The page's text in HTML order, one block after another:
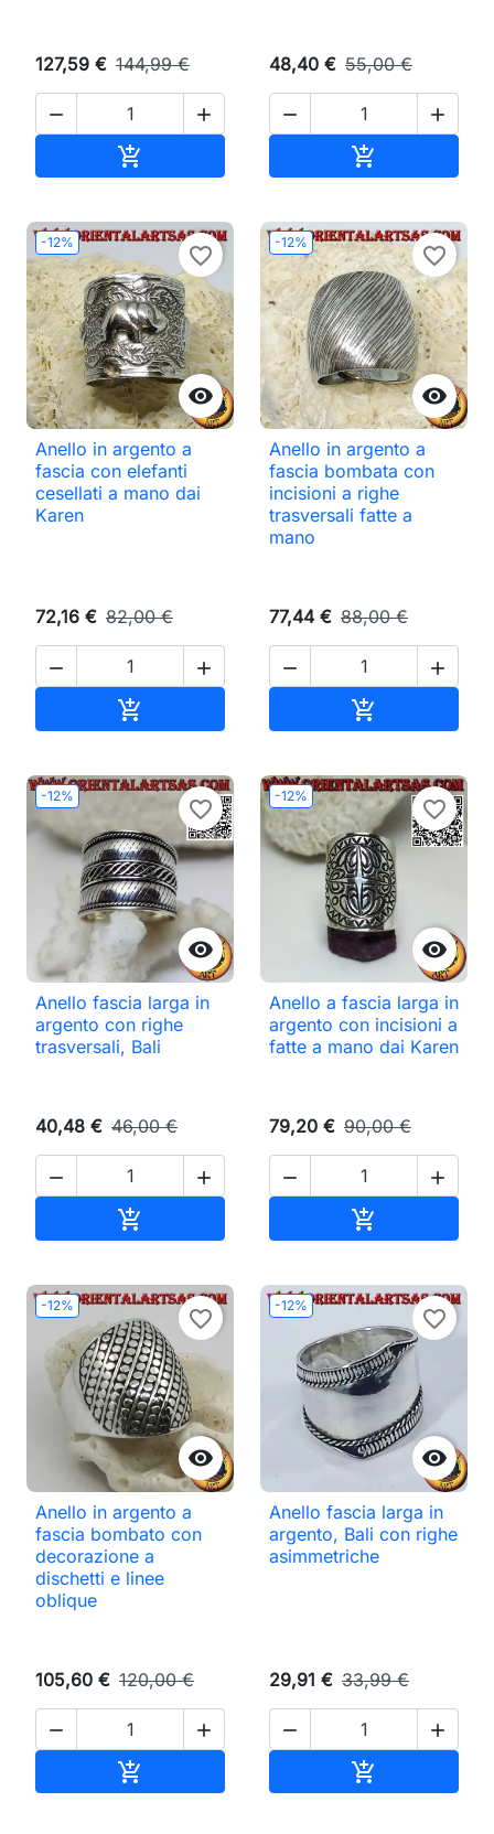
127,59 € 144,99 €
 

48,40 € 55,00 €
 

-12%

favorite_border
Anello in argento a
fascia con elefanti
cesellati a mano dai
Karen
72,16 € 82,00 €
 

-12%

favorite_border
Anello in argento a
fascia bombata con
incisioni a righe
trasversali fatte a
mano
77,44 € 88,00 €
 

-12%

favorite_border
Anello fascia larga in
argento con righe
trasversali, Bali
40,48 € 46,00 €
 

-12%

favorite_border
Anello a fascia larga in
argento con incisioni a
fatte a mano dai Karen
79,20 € 90,00 €
 

-12%

favorite_border
Anello in argento a
fascia bombato con
decorazione a
dischetti e linee
oblique
105,60 € 120,00 €
 

-12%

favorite_border
Anello fascia larga in
argento, Bali con righe
asimmetriche
29,91 € 33,99 €
 
